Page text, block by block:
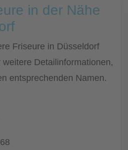
in der Nähe
Friseure in Düsseldorf
Detailinformationen,
entsprechenden Namen.